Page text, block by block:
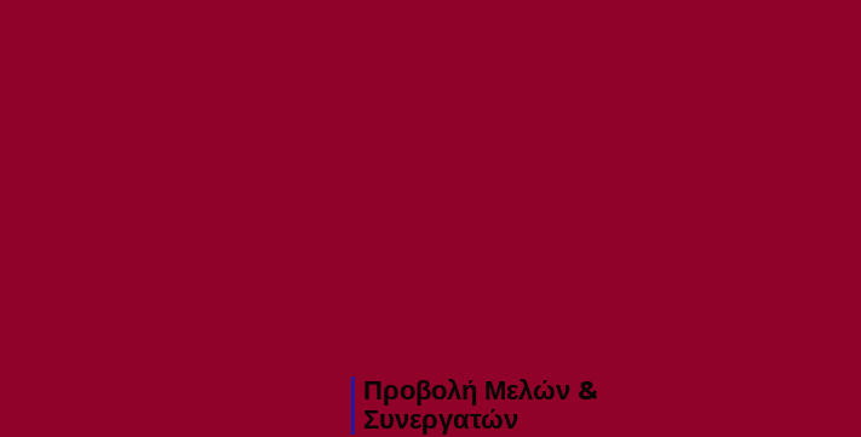
Προβολή Μελών &
Συνεργατών